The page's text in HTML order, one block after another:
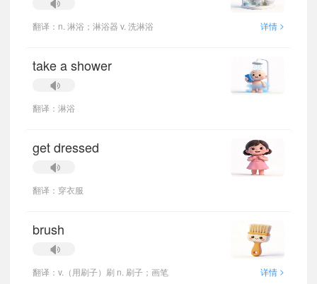
翻译：n. 淋浴；淋浴器 v. 洗淋浴 详情 >
take a shower
翻译：淋浴
get dressed
翻译：穿衣服
brush
翻译：v.（用刷子）刷 n. 刷子；画笔 详情 >